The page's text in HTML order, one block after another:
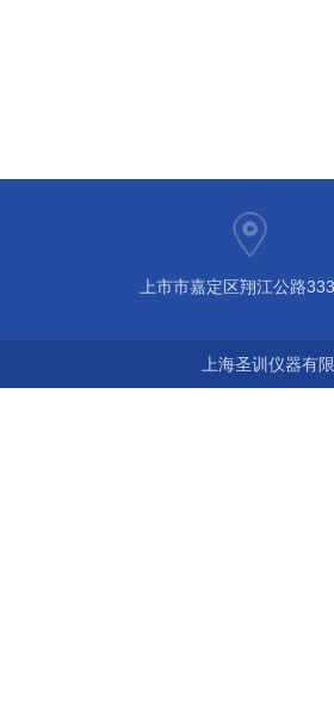
上市市嘉定区翔江公路
上海圣训仪器有